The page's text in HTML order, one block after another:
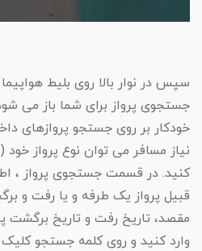
سپس در نوار بالا روی بلیط
جستجوی پرواز برای شما باز می
خودکار بر روی جستجو پروازهای
نیاز مسافر می توان نوع پرواز
کنید. در قسمت جستجوی پرواز ،
قبیل پرواز یک طرفه و یا رفت و
مقصد، تاریخ رفت و تاریخ برگشت
وارد کنید و روی کلمه جستجو کلیک
تور رفتینگ
تور فیلبند
تور هرمزگان
تور ماسال
تور رامسر
تور کیش از کرمان
اقساطی
تور کیش از تبریز
اقساطی
تور کیش از اهواز
اقساطی
تور شیراز اقساطی
تور کرمان اقساطی
تور ترکیبی ترکیه
تور ازمیر اقساطی
تور آلانیا اقساطی
تور مارماریس اقساطی
تور دیدیم اقساطی
تور ارمنستان اقساطی
تور اندونزی اقساطی
تور آذربایجان اقساطی
تور قطر اقساطی
تور عمان اقساطی
تور های شمال
ویزای آمریکا
ویزای چین
ویزای ژاپن
ویزای ایران
ویزای فرانسه